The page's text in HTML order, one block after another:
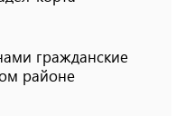
гражданские
районе